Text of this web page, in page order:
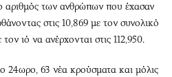
αριθμός των ανθρώπων που έχασαν
στις 10,869 με τον συνολικό
ιό να ανέρχονται στις 112,950.
24ωρο, 63 νέα κρούσματα και μόλις